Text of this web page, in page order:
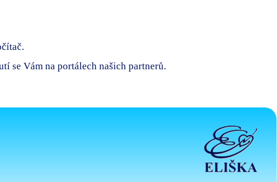
se Vám na portálech našich partnerů.